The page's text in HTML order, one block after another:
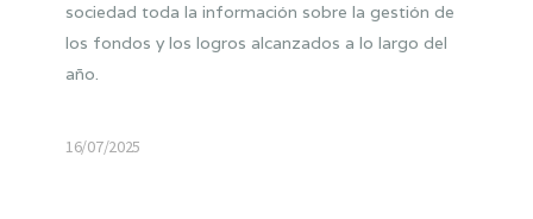
sociedad toda la información sobre la gestión de
los fondos y los logros alcanzados a lo largo del
año.
16/07/2025